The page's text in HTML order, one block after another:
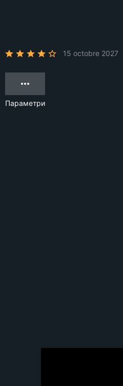
15 octobre 2027
Параметри